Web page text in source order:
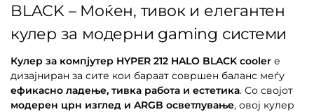
BLACK – Моќен, тивок и елегантен
кулер за модерни gaming системи
Кулер за компјутер HYPER 212 HALO BLACK cooler е
дизајниран за сите кои бараат совршен баланс меѓу
ефикасно ладење, тивка работа и естетика. Со својот
модерен црн изглед и ARGB осветлување, овој кулер